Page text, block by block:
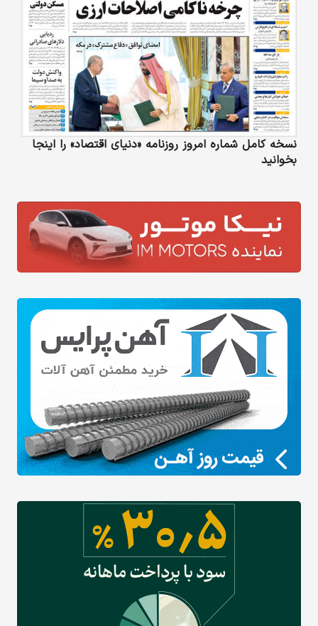
نسخه کامل شماره امروز روزنامه «دنیای‌ اقتصاد» را اینجا
بخوانید